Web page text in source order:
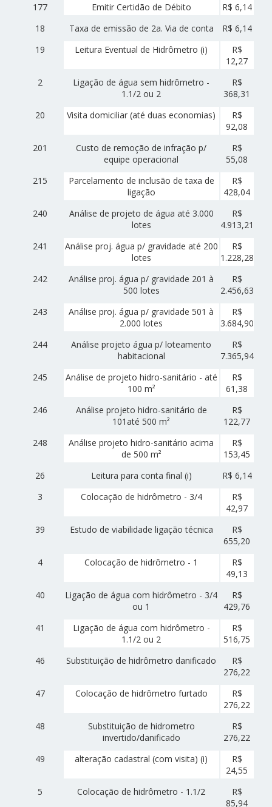
177
Emitir Certidão de Débito
R$ 6,14
18
Taxa de emissão de 2a. Via de conta
R$ 6,14
19
Leitura Eventual de Hidrômetro (i)
R$
12,27
2
Ligação de água sem hidrômetro -
1.1/2 ou 2
R$
368,31
20
Visita domiciliar (até duas economias)
R$
92,08
201
Custo de remoção de infração p/
equipe operacional
R$
55,08
215
Parcelamento de inclusão de taxa de
ligação
R$
428,04
240
Análise de projeto de água até 3.000
lotes
R$
4.913,21
241
Análise proj. água p/ gravidade até 200
lotes
R$
1.228,28
242
Análise proj. água p/ gravidade 201 à
500 lotes
R$
2.456,63
243
Análise proj. água p/ gravidade 501 à
2.000 lotes
R$
3.684,90
244
Análise projeto água p/ loteamento
habitacional
R$
7.365,94
245
Análise de projeto hidro-sanitário - até
100 m²
R$
61,38
246
Análise projeto hidro-sanitário de
101até 500 m²
R$
122,77
248
Análise projeto hidro-sanitário acima
de 500 m²
R$
153,45
26
Leitura para conta final (i)
R$ 6,14
3
Colocação de hidrômetro - 3/4
R$
42,97
39
Estudo de viabilidade ligação técnica
R$
655,20
4
Colocação de hidrômetro - 1
R$
49,13
40
Ligação de água com hidrômetro - 3/4
ou 1
R$
429,76
41
Ligação de água com hidrômetro -
1.1/2 ou 2
R$
516,75
46
Substituição de hidrômetro danificado
R$
276,22
47
Colocação de hidrômetro furtado
R$
276,22
48
Substituição de hidrometro
invertido/danificado
R$
276,22
49
alteração cadastral (com visita) (i)
R$
24,55
5
Colocação de hidrômetro - 1.1/2
R$
85,94